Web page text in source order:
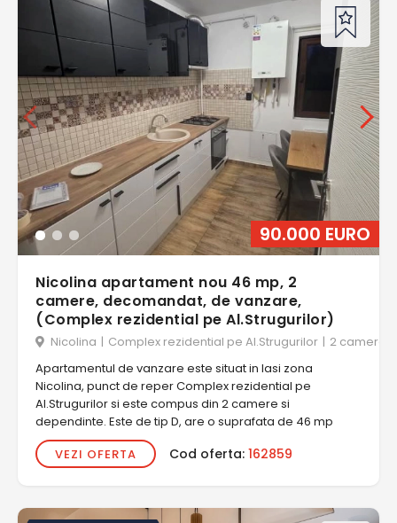
90.000 EURO
Nicolina apartament nou 46 mp, 2
camere, decomandat, de vanzare,
(Complex rezidential pe Al.Strugurilor)
Nicolina | Complex rezidential pe Al.Strugurilor | 2 camere
Apartamentul de vanzare este situat in Iasi zona
Nicolina, punct de reper Complex rezidential pe
Al.Strugurilor si este compus din 2 camere si
dependinte. Este de tip D, are o suprafata de 46 mp
VEZI OFERTA
Cod oferta: 162859